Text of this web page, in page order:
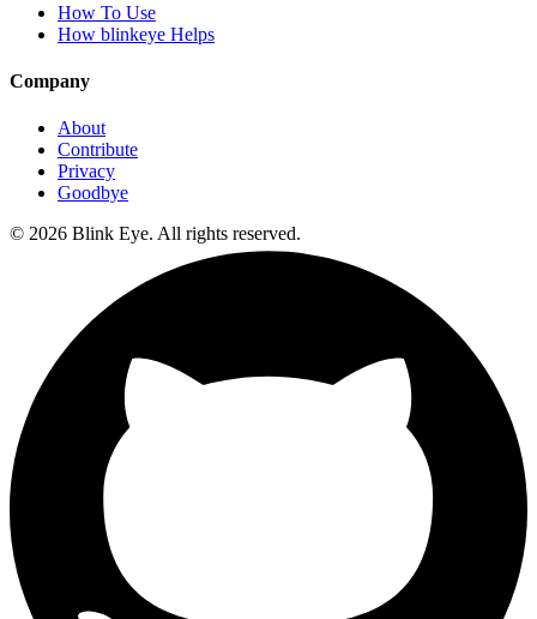
How To Use
How blinkeye Helps
Company
About
Contribute
Privacy
Goodbye
© 2026 Blink Eye. All rights reserved.